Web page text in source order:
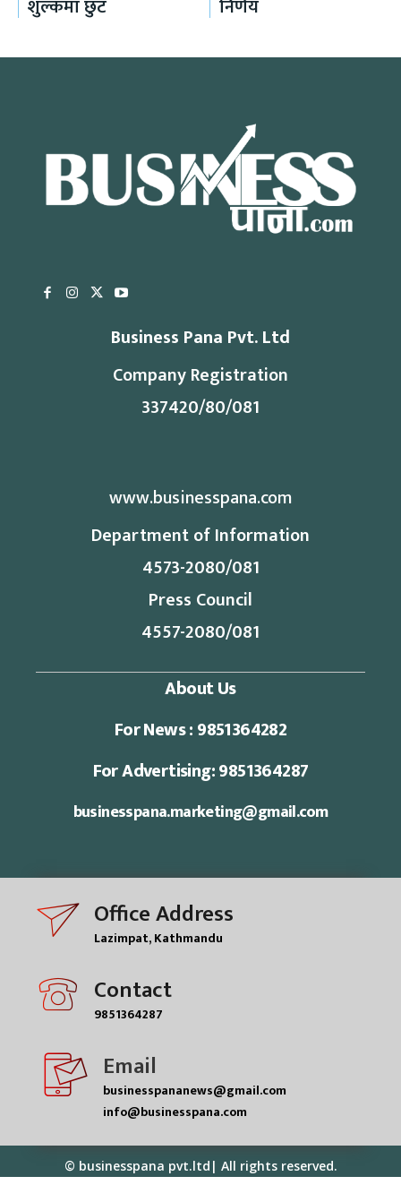
शुल्कमा छुट निर्णय
Business Pana Pvt. Ltd
Company Registration
337420/80/081
www.businesspana.com
Department of Information
4573-2080/081
Press Council
4557-2080/081
About Us
For News : 9851364282
For Advertising: 9851364287
businesspana.marketing@gmail.com
Office Address
Lazimpat, Kathmandu
Contact
9851364287
Email
businesspananews@gmail.com
info@businesspana.com
© businesspana pvt.ltd| All rights reserved.